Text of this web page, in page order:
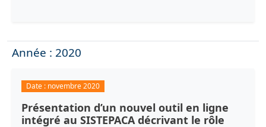
Année : 2020
Date : novembre 2020
Présentation d’un nouvel outil en ligne
intégré au SISTEPACA décrivant le rôle